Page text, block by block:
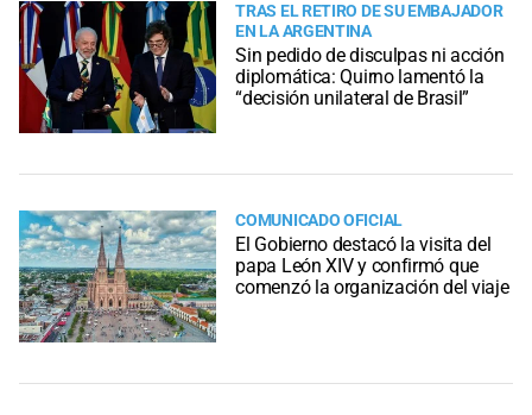
TRAS EL RETIRO DE SU EMBAJADOR
EN LA ARGENTINA
Sin pedido de disculpas ni acción
diplomática: Quirno lamentó la
“decisión unilateral de Brasil”
COMUNICADO OFICIAL
El Gobierno destacó la visita del
papa León XIV y confirmó que
comenzó la organización del viaje